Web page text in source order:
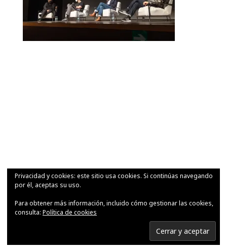
Privacidad y cookies: este sitio usa cookies. Si continúas navegando
por él, aceptas su uso.
Para obtener más información, incluido cómo gestionar las cookies,
consulta: Política de cookies